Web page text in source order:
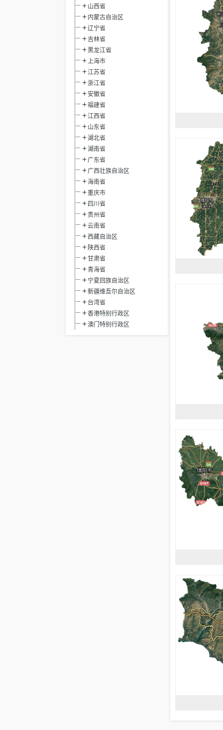
山西省
内蒙古自治区
辽宁省
吉林省
黑龙江省
上海市
江苏省
浙江省
安徽省
福建省
江西省
山东省
湖北省
湖南省
广东省
广西壮族自治区
海南省
重庆市
四川省
贵州省
云南省
西藏自治区
陕西省
甘肃省
青海省
宁夏回族自治区
新疆维吾尔自治区
台湾省
香港特别行政区
澳门特别行政区